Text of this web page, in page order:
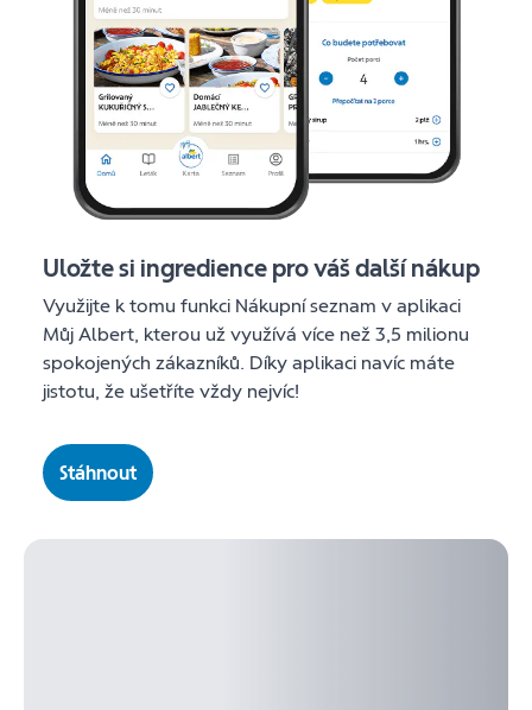
Uložte si ingredience pro váš další nákup
Využijte k tomu funkci Nákupní seznam v aplikaci
Můj Albert, kterou už využívá více než 3,5 milionu
spokojených zákazníků. Díky aplikaci navíc máte
jistotu, že ušetříte vždy nejvíc!
Stáhnout